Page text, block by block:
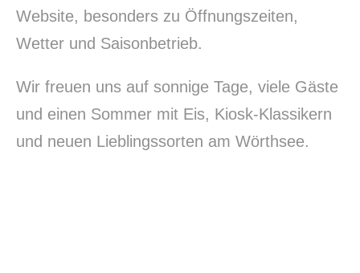
Website, besonders zu Öffnungszeiten,
Wetter und Saisonbetrieb.
Wir freuen uns auf sonnige Tage, viele Gäste
und einen Sommer mit Eis, Kiosk-Klassikern
und neuen Lieblingssorten am Wörthsee.